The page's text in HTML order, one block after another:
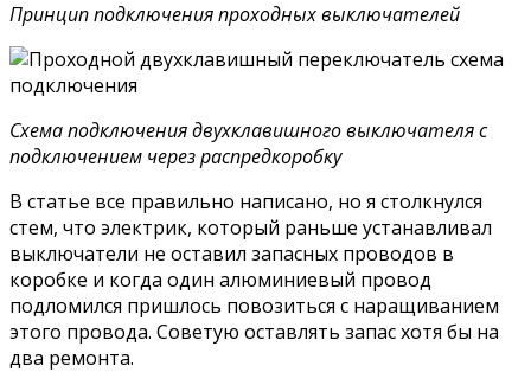
Принцип подключения проходных выключателей
Схема подключения двухклавишного выключателя с
подключением через распредкоробку
В статье все правильно написано, но я столкнулся
стем, что электрик, который раньше устанавливал
выключатели не оставил запасных проводов в
коробке и когда один алюминиевый провод
подломился пришлось повозиться с наращиванием
этого провода. Советую оставлять запас хотя бы на
два ремонта.